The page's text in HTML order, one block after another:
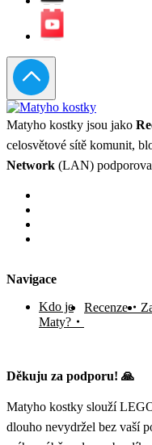
Matyho kostky jsou jako
celosvětové sítě komunit,
Network (LAN)
Navigace
Kdo je
Maty?
Recenze
Děkuju za podporu! 🙏
Matyho kostky slouží
dlouho nevydržel bez vaší